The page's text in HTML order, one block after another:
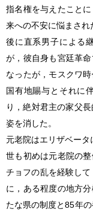
指名権を与えたこと
来への不安に悩まさ
後に直系男子による
が，彼自身も宮廷革
なったが，モスクワ
国有地賜与とそれに
り，絶対君主の家父
姿を消した。
元老院はエリザベー
世も初めは元老院の
チョフの乱を経験し
に，ある程度の地方
たな県の制度と85年